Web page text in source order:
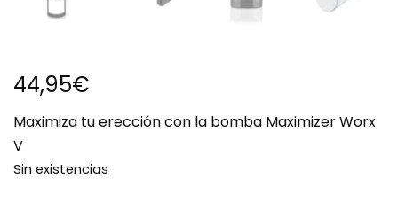
44,95€
Maximiza tu erección con la bomba Maximizer Worx
V
Sin existencias